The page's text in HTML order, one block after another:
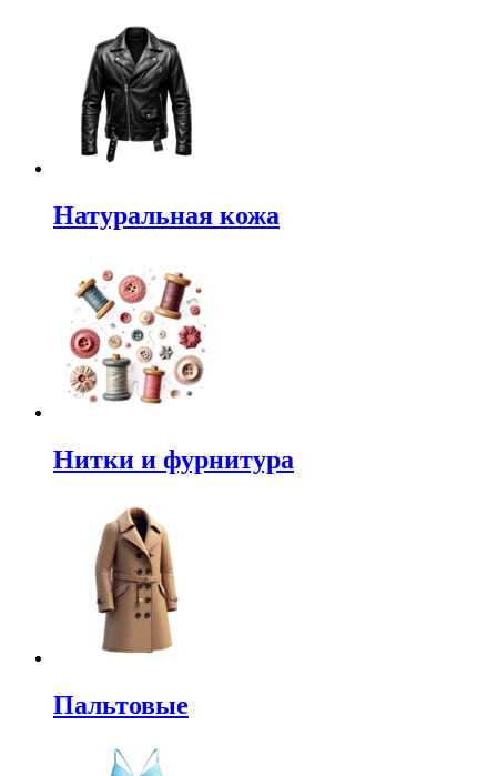
Натуральная кожа
Нитки и фурнитура
Пальтовые